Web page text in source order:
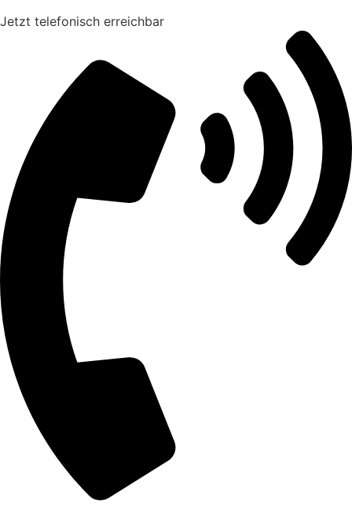
Jetzt telefonisch erreichbar